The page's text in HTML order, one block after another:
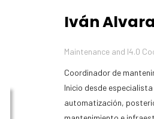
Iván
Maintenance and I4.0
Coordinador de
Inicio desde
automatización,
localidades en México.
en pilar de mantenimiento